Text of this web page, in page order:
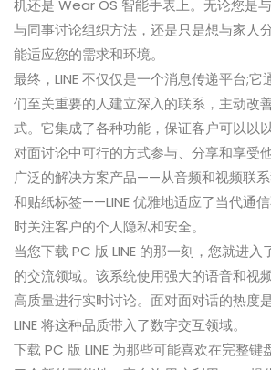
机还是 Wear OS 智能手表上。无论您是与
与同事讨论组织方法，还是只是想与家人
能适应您的需求和环境。
最终，LINE 不仅仅是一个消息传递平台;
们至关重要的人建立深入的联系，主动改
式。它集成了各种功能，保证客户可以以
对面讨论中可行的方式参与、分享和享受
广泛的解决方案产品——从音频和视频联
和贴纸标签——LINE 优雅地适应了当代通
时关注客户的个人隐私和安全。
当您下载 PC 版 LINE 的那一刻，您就进
的交流领域。该系统使用强大的语音和视
高质量进行实时讨论。面对面对话的热度
LINE 将这种品质带入了数字交互领域。
下载 PC 版 LINE 为那些可能喜欢在完整